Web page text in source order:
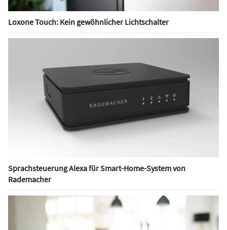
Loxone Touch: Kein gewöhnlicher Lichtschalter
Sprachsteuerung Alexa für Smart-Home-System von
Rademacher